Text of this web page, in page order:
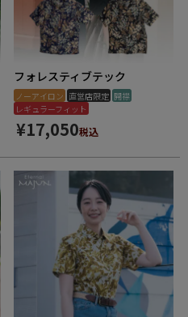
フォレスティブテック
ノーアイロン 直営店限定 開襟
レギュラーフィット
¥17,050税込